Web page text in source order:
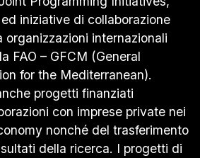
iniziative di collaborazione
internazionali
FAO – GFCM (General
for the Mediterranean).
progetti finanziati
con imprese private nei
nonché del trasferimento
della ricerca. I progetti di